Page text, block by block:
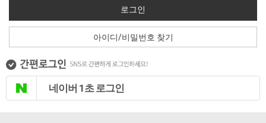
로그인
아이디/비밀번호 찾기
네이버 1초 로그인